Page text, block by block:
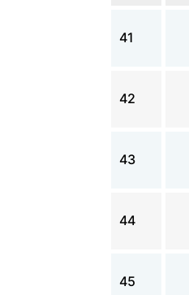
41
42
43
44
45